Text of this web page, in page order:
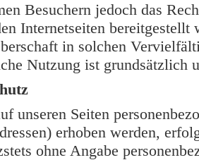
Besuchern jedoch das
Internetseiten
in solchen
Nutzung ist grundsätzlich
unseren Seiten
erhoben werden,
ohne Angabe